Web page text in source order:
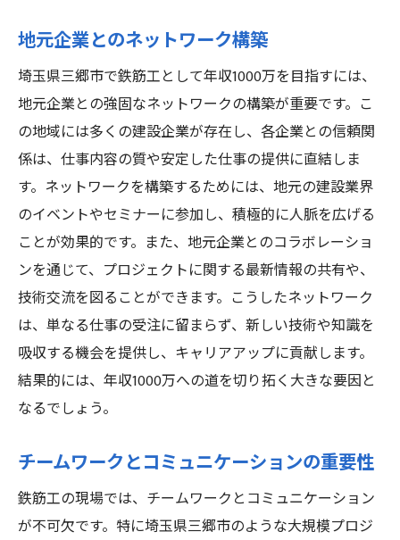
地元企業とのネットワーク構築
埼玉県三郷市で鉄筋工として年収1000万を目指すには、
地元企業との強固なネットワークの構築が重要です。こ
の地域には多くの建設企業が存在し、各企業との信頼関
係は、仕事内容の質や安定した仕事の提供に直結しま
す。ネットワークを構築するためには、地元の建設業界
のイベントやセミナーに参加し、積極的に人脈を広げる
ことが効果的です。また、地元企業とのコラボレーショ
ンを通じて、プロジェクトに関する最新情報の共有や、
技術交流を図ることができます。こうしたネットワーク
は、単なる仕事の受注に留まらず、新しい技術や知識を
吸収する機会を提供し、キャリアアップに貢献します。
結果的には、年収1000万への道を切り拓く大きな要因と
なるでしょう。
チームワークとコミュニケーションの重要性
鉄筋工の現場では、チームワークとコミュニケーション
が不可欠です。特に埼玉県三郷市のような大規模プロジ